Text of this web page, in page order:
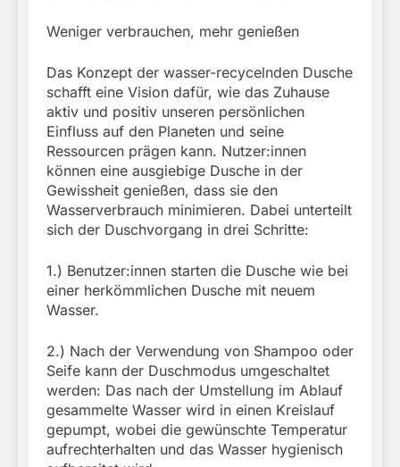
Weniger verbrauchen, mehr genießen
Das Konzept der wasser-recycelnden Dusche
schafft eine Vision dafür, wie das Zuhause
aktiv und positiv unseren persönlichen
Einfluss auf den Planeten und seine
Ressourcen prägen kann. Nutzer:innen
können eine ausgiebige Dusche in der
Gewissheit genießen, dass sie den
Wasserverbrauch minimieren. Dabei unterteilt
sich der Duschvorgang in drei Schritte:
1.) Benutzer:innen starten die Dusche wie bei
einer herkömmlichen Dusche mit neuem
Wasser.
2.) Nach der Verwendung von Shampoo oder
Seife kann der Duschmodus umgeschaltet
werden: Das nach der Umstellung im Ablauf
gesammelte Wasser wird in einen Kreislauf
gepumpt, wobei die gewünschte Temperatur
aufrechterhalten und das Wasser hygienisch